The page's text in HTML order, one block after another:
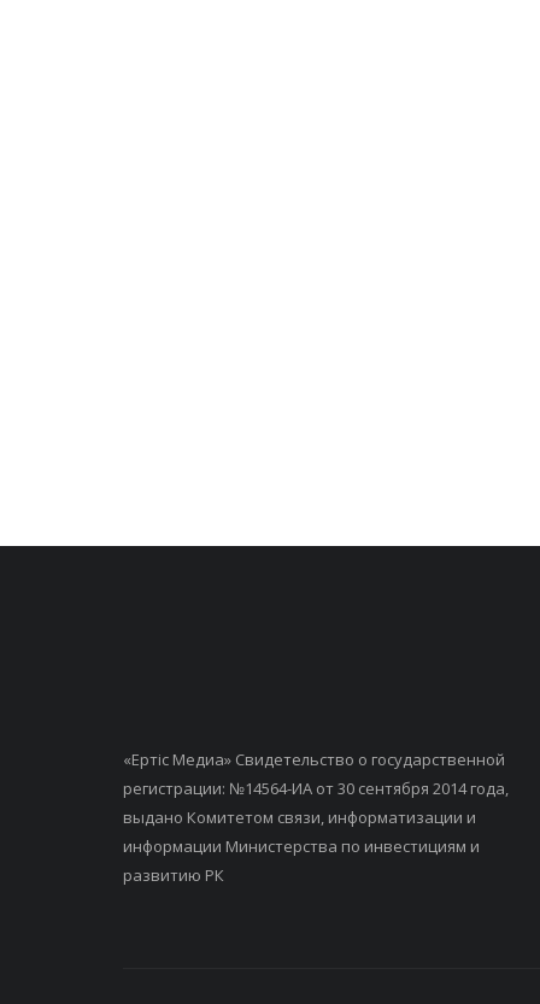
«Ертiс Медиа» Свидетельство о государственной
регистрации: №14564-ИА от 30 сентября 2014 года,
выдано Комитетом связи, информатизации и
информации Министерства по инвестициям и
развитию РК